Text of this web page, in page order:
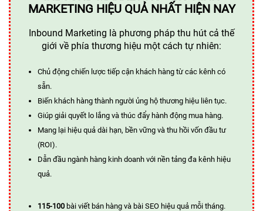
MARKETING HIỆU QUẢ NHẤT HIỆN NAY
Inbound Marketing là phương pháp thu hút cả thế
giới về phía thương hiệu một cách tự nhiên:
Chủ động chiến lược tiếp cận khách hàng từ các kênh có
sẵn.
Biến khách hàng thành người ủng hộ thương hiệu liên tục.
Giúp giải quyết lo lắng và thúc đẩy hành động mua hàng.
Mang lại hiệu quả dài hạn, bền vững và thu hồi vốn đầu tư
(ROI).
Dẫn đầu ngành hàng kinh doanh với nền tảng đa kênh hiệu
quả.
115-100 bài viết bán hàng và bài SEO hiệu quả mỗi tháng.